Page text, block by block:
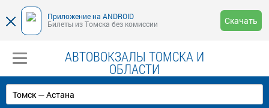
Приложение на ANDROID
Билеты из Томска без комиссии
Скачать
АВТОВОКЗАЛЫ ТОМСКА И
ОБЛАСТИ